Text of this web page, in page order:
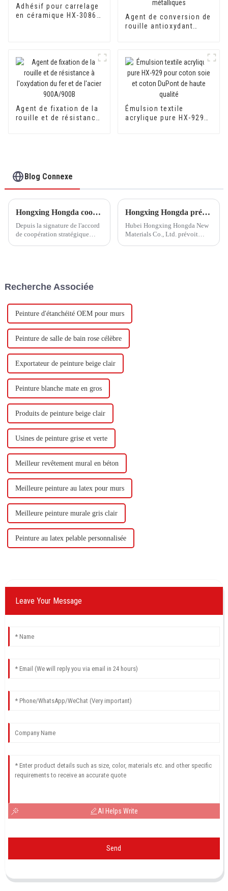
Adhésif pour carrelage
en céramique HX-3086,
Agent de conversion de
rouille antioxydant
Agent de fixation de la
rouille et de résistance
Émulsion textile
acrylique pure HX-929
Blog Connexe
Hongxing Hongda coopère avec Keshun Waterproof Technology Co., Ltd pour apporter un nouvel avenir à l'industrie
Depuis la signature de l'accord
de coopération stratégique
Hongxing Hongda prévoit d'investir 1,6 milliard de yuans pour construire une nouvelle usine de production d'émulsion d'une capacité de production de 510 000 tonnes par an.
Hubei Hongxing Hongda New
Materials Co., Ltd. prévoit
Recherche Associée
Peinture d'étanchéité OEM pour murs
Peinture de salle de bain rose célèbre
Exportateur de peinture beige clair
Peinture blanche mate en gros
Produits de peinture beige clair
Usines de peinture grise et verte
Meilleur revêtement mural en béton
Meilleure peinture au latex pour murs
Meilleure peinture murale gris clair
Peinture au latex pelable personnalisée
Leave Your Message
AI Helps Write
Send